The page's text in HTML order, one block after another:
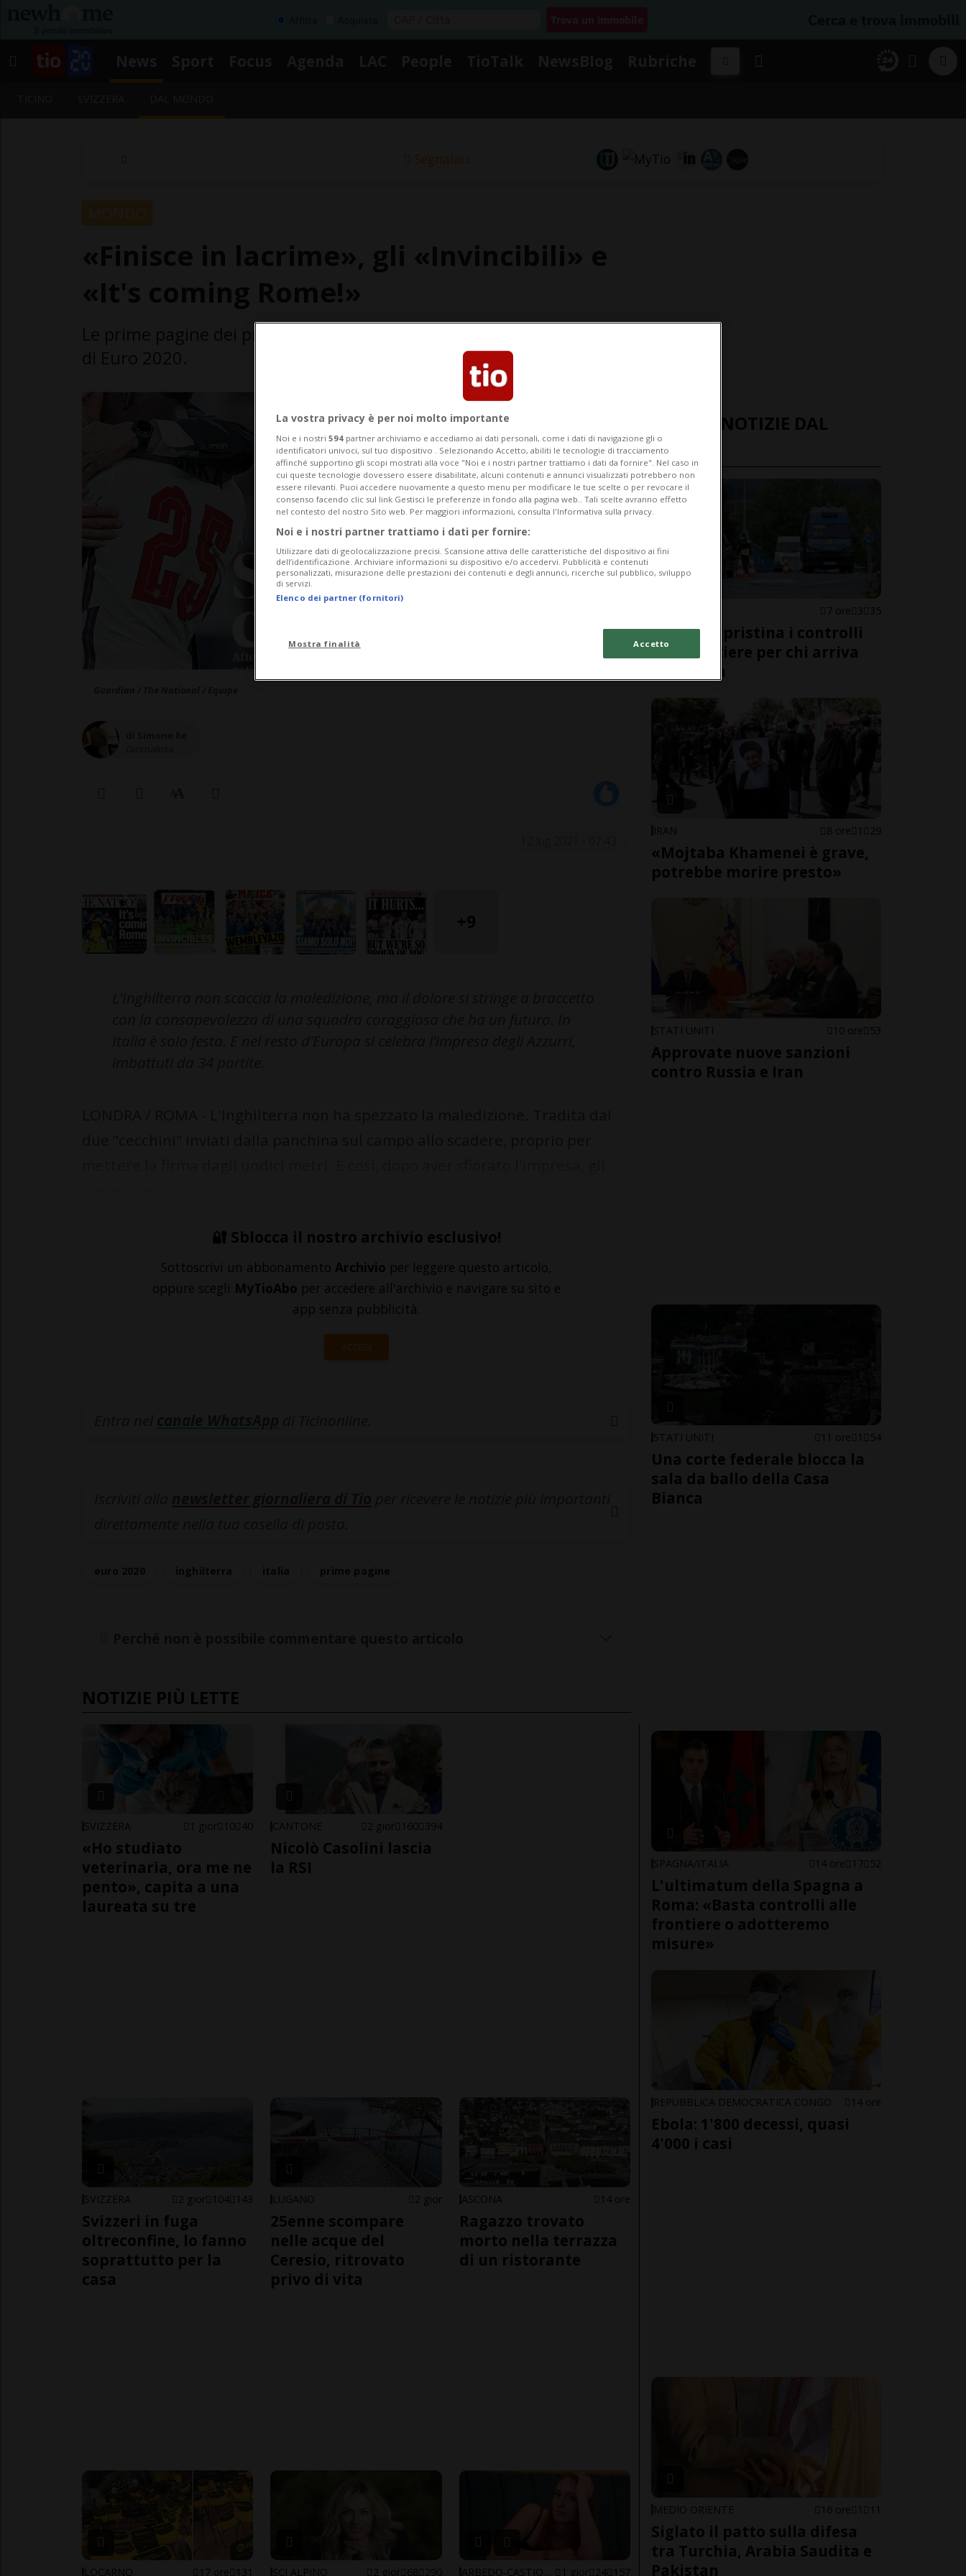
Segnalaci
🔐 Sblocca il nostro archivio esclusivo!
Sottoscrivi un abbonamento Archivio per leggere questo articolo,
oppure scegli MyTioAbo per accedere all'archivio e navigare su sito e
app senza pubblicità.
ACCEDI
NOTIZIE PIÙ LETTE
SVIZZERA 1 gior 10 40
«Ho studiato
veterinaria, ora me ne
pento», capita a una
laureata su tre
CANTONE 2 gior 160 394
Nicolò Casolini lascia
la RSI
SVIZZERA 2 gior 104 143
Svizzeri in fuga
oltreconfine, lo fanno
soprattutto per la
casa
LUGANO 2 gior
25enne scompare
nelle acque del
Ceresio, ritrovato
privo di vita
ASCONA 14 ore
Ragazzo trovato
morto nella terrazza
di un ristorante
LOCARNO 17 ore 131 SCI ALPINO 2 gior 68 290 1 gior 24 157
ULTIME NOTIZIE DAL
MONDO
7 ore 3 35
Madrid ripristina i controlli
alle frontiere per chi arriva
IRAN 8 ore 1 29
«Mojtaba Khamenei è grave,
potrebbe morire presto»
STATI UNITI 10 ore 53
Approvate nuove sanzioni
contro Russia e Iran
STATI UNITI 11 ore 1 54
Una corte federale blocca la
sala da ballo della Casa
Bianca
SPAGNA/ITALIA 14 ore 17 52
L'ultimatum della Spagna a
Roma: «Basta controlli alle
frontiere o adotteremo
misure»
REPUBBLICA DEMOCRATICA CONGO 14 ore
Ebola: 1'800 decessi, quasi
4'000 i casi
MEDIO ORIENTE 16 ore 1 11
Siglato il patto sulla difesa
tra Turchia, Arabia Saudita e
Pakistan
La vostra privacy è per noi molto importante
Noi e i nostri 594 partner archiviamo e accediamo ai dati personali, come i dati di navigazione gli o
identificatori univoci, sul tuo dispositivo . Selezionando Accetto, abiliti le tecnologie di tracciamento
affinché supportino gli scopi mostrati alla voce "Noi e i nostri partner trattiamo i dati da fornire". Nel caso in
cui queste tecnologie dovessero essere disabilitate, alcuni contenuti e annunci visualizzati potrebbero non
essere rilevanti. Puoi accedere nuovamente a questo menu per modificare le tue scelte o per revocare il
consenso facendo clic sul link Gestisci le preferenze in fondo alla pagina web.. Tali scelte avranno effetto
nel contesto del nostro Sito web. Per maggiori informazioni, consulta l'Informativa sulla privacy.
Noi e i nostri partner trattiamo i dati per fornire:
Utilizzare dati di geolocalizzazione precisi. Scansione attiva delle caratteristiche del dispositivo ai fini
dell’identificazione. Archiviare informazioni su dispositivo e/o accedervi. Pubblicità e contenuti
personalizzati, misurazione delle prestazioni dei contenuti e degli annunci, ricerche sul pubblico, sviluppo
di servizi.
Elenco dei partner (fornitori)
Mostra finalità Accetto